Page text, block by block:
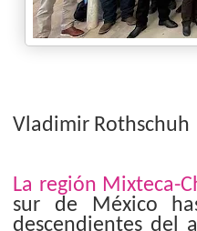
Vladimir Rothschuh
La región Mixteca-
sur de México
descendientes del